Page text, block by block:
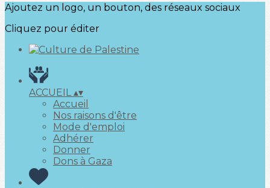
Ajoutez un logo, un bouton, des réseaux sociaux
Cliquez pour éditer
ACCUEIL▴▾
Accueil
Nos raisons d'être
Mode d'emploi
Adhérer
Donner
Dons à Gaza